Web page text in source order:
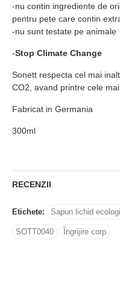
-nu contin ingrediente de
pentru pete care contin
-nu sunt testate pe animale
-Stop Climate Change
Sonett respecta cel mai
CO2, avand printre cele
Fabricat in Germania
300ml
RECENZII
Etichete: Sapun lichid
SOTT0040 Îngrijire corp